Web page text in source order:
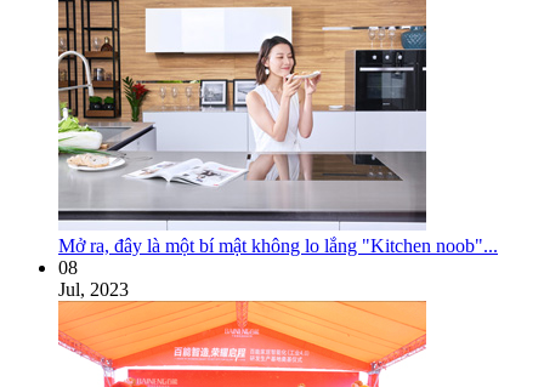
Mở ra, đây là một bí mật không lo lắng "Kitchen noob"...
08
Jul, 2023